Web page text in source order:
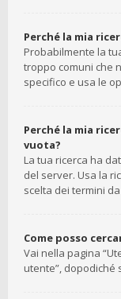
Perché la mia
Probabilmente la
troppo comuni che
specifico e usa le
Perché la mia
vuota?
La tua ricerca ha
del server. Usa la
scelta dei termini
Come posso
Vai nella pagina
utente”, dopodiché